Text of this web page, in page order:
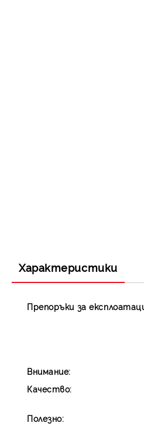
Характеристики
Препоръки за
Внимание:
Качество:
Полезно: